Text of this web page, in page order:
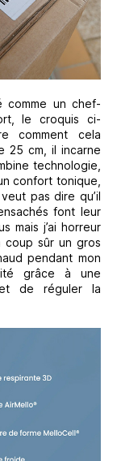
comme un chef-
le croquis ci-
comment cela
25 cm, il incarne
technologie,
confort tonique,
pas dire qu’il
font leur
mais j’ai horreur
coup sûr un gros
pendant mon
grâce à une
de réguler la